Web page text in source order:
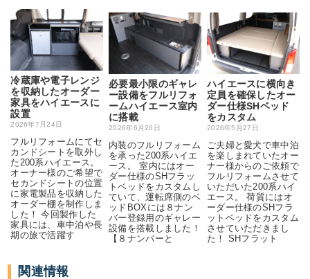
冷蔵庫や電子レンジ
を収納したオーダー
家具をハイエースに
設置
2026年7月24日
フルリフォームにてセ
カンドシートを取外し
た200系ハイエース。
オーナー様のご希望で
セカンドシートの位置
に家電製品を収納した
オーダー棚を制作しま
した！ 今回製作した
家具には、車中泊や長
期の旅で活躍す
必要最小限のギャレ
ー設備をフルリフォ
ームハイエース室内
に搭載
2026年6月26日
内装のフルリフォーム
を承った200系ハイエ
ース。 室内にはオー
ダー仕様のSHフラッ
トベッドをカスタムし
ていて、運転席側のベ
ッドBOXには８ナン
バー登録用のギャレー
設備を搭載しました！
【８ナンバーと
ハイエースに横向き
定員を確保したオー
ダー仕様SHベッド
をカスタム
2026年5月27日
ご夫婦と愛犬で車中泊
を楽しまれていたオー
ナー様からのご依頼で
フルリフォームさせて
いただいた200系ハイ
エース。 荷質にはオ
ーダー仕様のSHフラ
ットベッドをカスタム
させていただきまし
た！ SHフラット
関連情報